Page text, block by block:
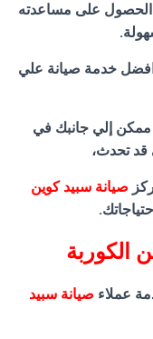
على مساعدته
افضل خدمة صيانة علي
إلي جانبك في
قد تحدث،
صيانة سبيد كوين
الكوربة
عملاء صيانة سبيد